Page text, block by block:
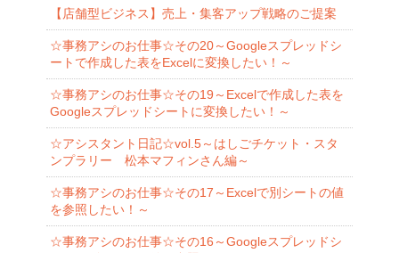
【店舗型ビジネス】売上・集客アップ戦略のご提案
☆事務アシのお仕事☆その20～Googleスプレッドシ
ートで作成した表をExcelに変換したい！～
☆事務アシのお仕事☆その19～Excelで作成した表を
Googleスプレッドシートに変換したい！～
☆アシスタント日記☆vol.5～はしごチケット・スタ
ンプラリー 松本マフィンさん編～
☆事務アシのお仕事☆その17～Excelで別シートの値
を参照したい！～
☆事務アシのお仕事☆その16～Googleスプレッドシ